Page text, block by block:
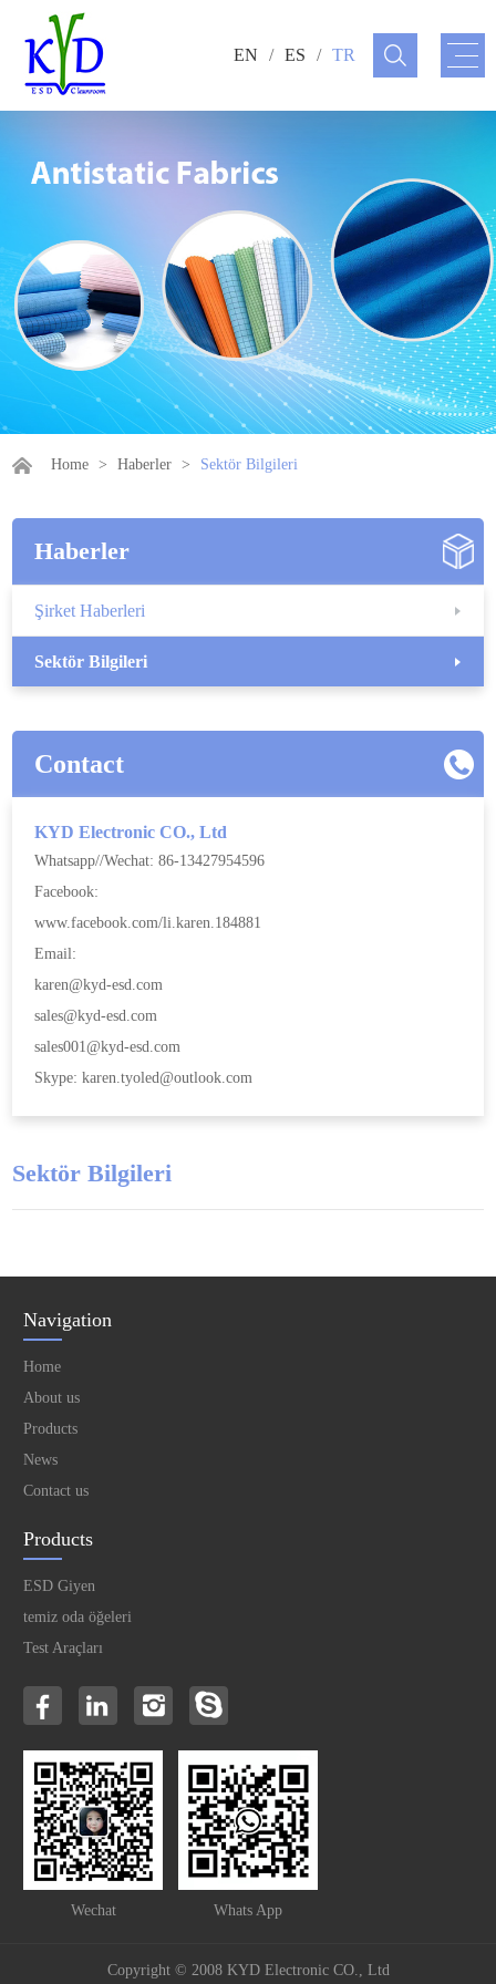
EN / ES / TR
Home > Haberler > Sektör Bilgileri
Haberler
Şirket Haberleri
Sektör Bilgileri
Contact
KYD Electronic CO., Ltd
Whatsapp//Wechat: 86-13427954596
Facebook:
www.facebook.com/li.karen.184881
Email:
karen@kyd-esd.com
sales@kyd-esd.com
sales001@kyd-esd.com
Skype: karen.tyoled@outlook.com
Sektör Bilgileri
Navigation
Home
About us
Products
News
Contact us
Products
ESD Giyen
temiz oda öğeleri
Test Araçları
Wechat Whats App
Copyright © 2008 KYD Electronic CO., Ltd